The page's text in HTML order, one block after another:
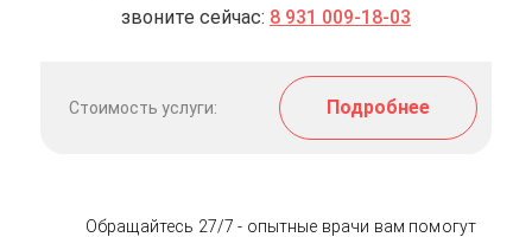
звоните сейчас: 8 931 009-18-03
Стоимость услуги: Подробнее
Обращайтесь 27/7 - опытные врачи вам помогут